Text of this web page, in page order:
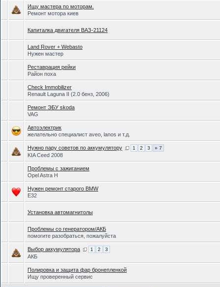
Ищу мастера по моторам.
Ремонт мотора киев
Капиталка двигателя ВАЗ-21124
Land Rover + Webasto
Нужен мастер
Реставрация рейки
Район поха
Check Immobilizer
Renault Laguna II (2.0 бенз, 2006)
Ремонт ЭБУ skoda
VAG
Автоэлектрик
желательно специалист aveo, lanos и т.д.
Нужно пару советов по аккумулятору 1 2 3 » 7
KIA Ceed 2008
Проблемы с зажиганием
Opel Astra H
Нужен ремонт старого BMW
Е32
Установка автомагнитолы
Проблемы со генератором/АКБ
помогите разобраться, пожалуйста
Выбор аккумулятора 1 2 3
АКБ
Полировка и защита фар бронепленкой
Ищу проверенный сервис